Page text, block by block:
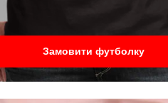
Замовити футболку